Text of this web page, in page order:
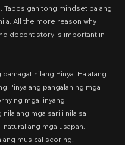
Tapos ganitong mindset pa ang
All the more reason why
decent story is important in
nilang Pinya. Halatang
Pinya ang pangalan ng mga
ng mga linyang
nila ang mga sarili nila sa
ang mga usapan.
ang musical scoring.